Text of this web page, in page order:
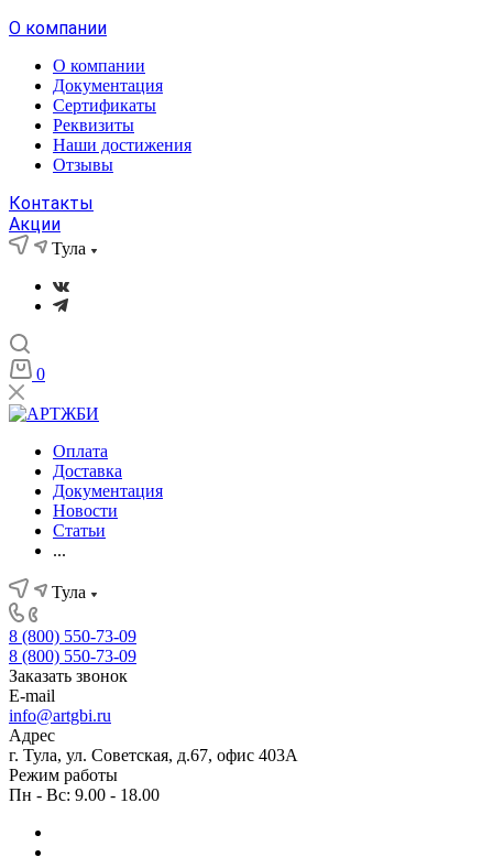
О компании
О компании
Документация
Сертификаты
Реквизиты
Наши достижения
Отзывы
Контакты
Акции
Тула
0
Оплата
Доставка
Документация
Новости
Статьи
...
Тула
8 (800) 550-73-09
8 (800) 550-73-09
Заказать звонок
E-mail
info@artgbi.ru
Адрес
г. Тула, ул. Советская, д.67, офис 403А
Режим работы
Пн - Вс: 9.00 - 18.00